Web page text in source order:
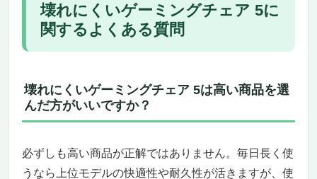
壊れにくいゲーミングチェア 5に
関するよくある質問
壊れにくいゲーミングチェア 5は高い商品を選
んだ方がいいですか？
必ずしも高い商品が正解ではありません。毎日長く使
うなら上位モデルの快適性や耐久性が活きますが、使